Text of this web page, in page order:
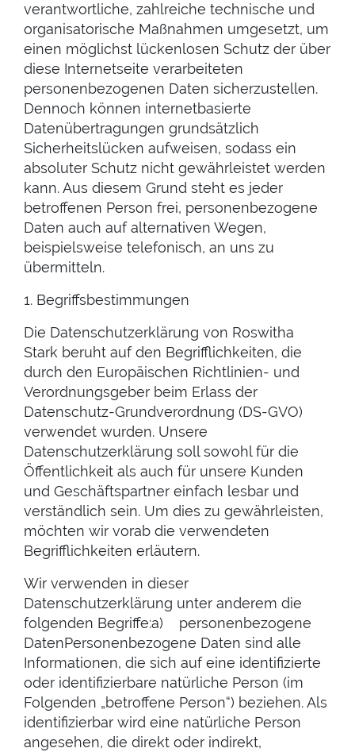
verantwortliche, zahlreiche technische und
organisatorische Maßnahmen umgesetzt, um
einen möglichst lückenlosen Schutz der über
diese Internetseite verarbeiteten
personenbezogenen Daten sicherzustellen.
Dennoch können internetbasierte
Datenübertragungen grundsätzlich
Sicherheitslücken aufweisen, sodass ein
absoluter Schutz nicht gewährleistet werden
kann. Aus diesem Grund steht es jeder
betroffenen Person frei, personenbezogene
Daten auch auf alternativen Wegen,
beispielsweise telefonisch, an uns zu
übermitteln.
1. Begriffsbestimmungen
Die Datenschutzerklärung von Roswitha
Stark beruht auf den Begrifflichkeiten, die
durch den Europäischen Richtlinien- und
Verordnungsgeber beim Erlass der
Datenschutz-Grundverordnung (DS-GVO)
verwendet wurden. Unsere
Datenschutzerklärung soll sowohl für die
Öffentlichkeit als auch für unsere Kunden
und Geschäftspartner einfach lesbar und
verständlich sein. Um dies zu gewährleisten,
möchten wir vorab die verwendeten
Begrifflichkeiten erläutern.
Wir verwenden in dieser
Datenschutzerklärung unter anderem die
folgenden Begriffe:a) personenbezogene
DatenPersonenbezogene Daten sind alle
Informationen, die sich auf eine identifizierte
oder identifizierbare natürliche Person (im
Folgenden „betroffene Person“) beziehen. Als
identifizierbar wird eine natürliche Person
angesehen, die direkt oder indirekt,